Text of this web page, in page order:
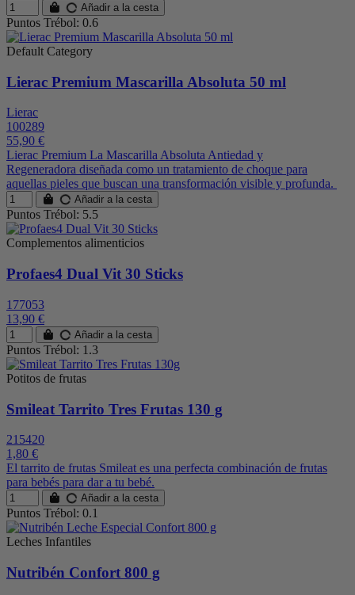
Añadir a la cesta
Puntos Trébol: 0.6
Default Category
Lierac Premium Mascarilla Absoluta 50 ml
Lierac
100289
55,90 €
Lierac Premium La Mascarilla Absoluta Antiedad y
Regeneradora diseñada como un tratamiento de choque para
aquellas pieles que buscan una transformación visible y profunda.
Añadir a la cesta
Puntos Trébol: 5.5
Complementos alimenticios
Profaes4 Dual Vit 30 Sticks
177053
13,90 €
Añadir a la cesta
Puntos Trébol: 1.3
Potitos de frutas
Smileat Tarrito Tres Frutas 130 g
215420
1,80 €
El tarrito de frutas Smileat es una perfecta combinación de frutas
para bebés para dar a tu bebé.
Añadir a la cesta
Puntos Trébol: 0.1
Leches Infantiles
Nutribén Confort 800 g